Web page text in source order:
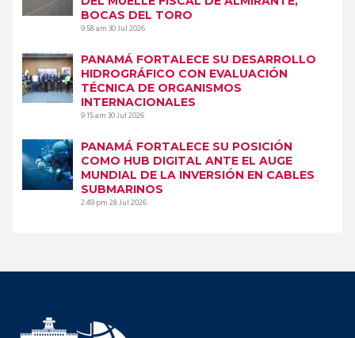
BOCAS DEL TORO
9:58 am30 Jul 2026
PANAMÁ FORTALECE SU DESARROLLO
HIDROGRÁFICO CON EVALUACIÓN
TÉCNICA DE ORGANISMOS
INTERNACIONALES
9:15 am30 Jul 2026
PANAMÁ FORTALECE SU POSICIÓN
COMO HUB DIGITAL ANTE EL AUGE
MUNDIAL DE LA INVERSIÓN EN CABLES
SUBMARINOS
2:49 pm28 Jul 2026